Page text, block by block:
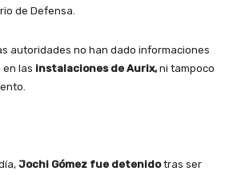
de Defensa.
autoridades no han dado informaciones
las instalaciones de Aurix,ni tampoco
Jochi Gómez fue detenidotras ser